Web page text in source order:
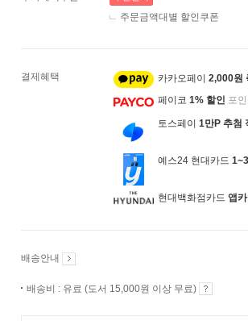
주문금액대별 할인쿠폰
결제혜택 카카오페이 2,000원
페이코 1% 할인 포
토스페이 1만P 추첨
예스24 현대카드
현대백화점카드 앱
배송안내
배송비 : 유료 (도서 15,000원 이상 무료)